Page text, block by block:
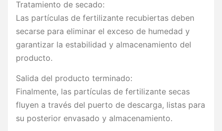
Tratamiento de secado:
Las partículas de fertilizante recubiertas deben
secarse para eliminar el exceso de humedad y
garantizar la estabilidad y almacenamiento del
producto.
Salida del producto terminado:
Finalmente, las partículas de fertilizante secas
fluyen a través del puerto de descarga, listas para
su posterior envasado y almacenamiento.